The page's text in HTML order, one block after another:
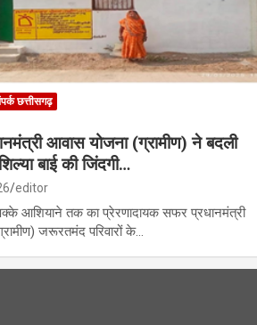
छत्तीसगढ़
आवास योजना (ग्रामीण) ने बदली
बाई की जिंदगी…
editor
आशियाने तक का प्रेरणादायक सफर प्रधानमंत्री
जरूरतमंद परिवारों के…